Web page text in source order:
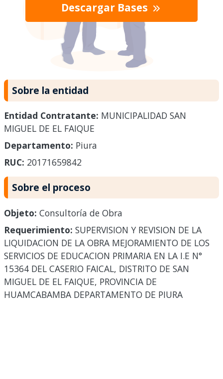
Descargar Bases
Sobre la entidad
Entidad Contratante: MUNICIPALIDAD SAN
MIGUEL DE EL FAIQUE
Departamento: Piura
RUC: 20171659842
Sobre el proceso
Objeto: Consultoría de Obra
Requerimiento: SUPERVISION Y REVISION DE LA
LIQUIDACION DE LA OBRA MEJORAMIENTO DE LOS
SERVICIOS DE EDUCACION PRIMARIA EN LA I.E N°
15364 DEL CASERIO FAICAL, DISTRITO DE SAN
MIGUEL DE EL FAIQUE, PROVINCIA DE
HUAMCABAMBA DEPARTAMENTO DE PIURA